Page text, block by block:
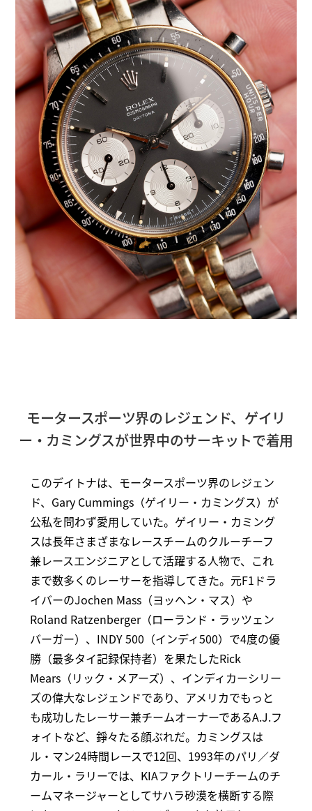
モータースポーツ界のレジェンド、ゲイリ
ー・カミングスが世界中のサーキットで着用
このデイトナは、モータースポーツ界のレジェン
ド、Gary Cummings（ゲイリー・カミングス）が
公私を問わず愛用していた。ゲイリー・カミング
スは長年さまざまなレースチームのクルーチーフ
兼レースエンジニアとして活躍する人物で、これ
まで数多くのレーサーを指導してきた。元F1ドラ
イバーのJochen Mass（ヨッヘン・マス）や
Roland Ratzenberger（ローランド・ラッツェン
バーガー）、INDY 500（インディ500）で4度の優
勝（最多タイ記録保持者）を果たしたRick
Mears（リック・メアーズ）、インディカーシリー
ズの偉大なレジェンドであり、アメリカでもっと
も成功したレーサー兼チームオーナーであるA.J.フ
ォイトなど、錚々たる顔ぶれだ。カミングスは
ル・マン24時間レースで12回、1993年のパリ／ダ
カール・ラリーでは、KIAファクトリーチームのチ
ームマネージャーとしてサハラ砂漠を横断する際